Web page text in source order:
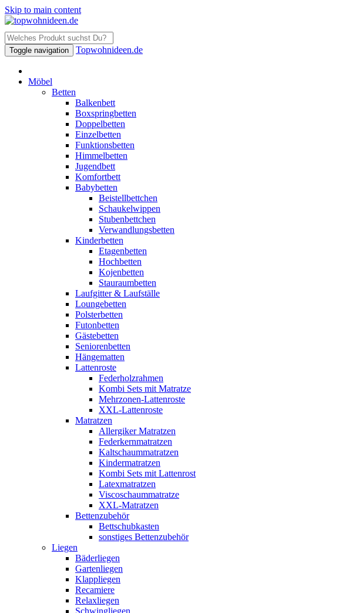
Skip to main content
Toggle navigation Topwohnideen.de
Möbel
Betten
Balkenbett
Boxspringbetten
Doppelbetten
Einzelbetten
Funktionsbetten
Himmelbetten
Jugendbett
Komfortbett
Babybetten
Beistellbettchen
Schaukelwippen
Stubenbettchen
Verwandlungsbetten
Kinderbetten
Etagenbetten
Hochbetten
Kojenbetten
Stauraumbetten
Laufgitter & Laufställe
Loungebetten
Polsterbetten
Futonbetten
Gästebetten
Seniorenbetten
Hängematten
Lattenroste
Federholzrahmen
Kombi Sets mit Matratze
Mehrzonen-Lattenroste
XXL-Lattenroste
Matratzen
Allergiker Matratzen
Federkernmatratzen
Kaltschaummatratzen
Kindermatratzen
Kombi Sets mit Lattenrost
Latexmatratzen
Viscoschaummatratze
XXL-Matratzen
Bettenzubehör
Bettschubkasten
sonstiges Bettenzubehör
Liegen
Bäderliegen
Gartenliegen
Klappliegen
Recamiere
Relaxliegen
Schwingliegen